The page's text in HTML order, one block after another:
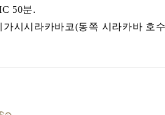
50분.
시시라카바코(동쪽 시라카바 호